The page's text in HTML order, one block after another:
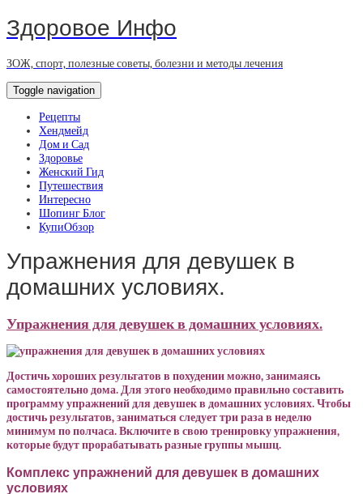
Здоровое Инфо
ЗОЖ, спорт, полезные советы, болезни и методы лечения
Toggle navigation
Рецепты
Хендмейд
Дом и Сад
Здоровье
Женский Гид
Путешествия
Интересно
Шопинг Блог
КупиОбзор
Упражнения для девушек в
домашних условиях.
Упражнения для девушек в домашних условиях.
Достичь хороших результатов в похудении можно, занимаясь
самостоятельно дома. Для этого необходимо правильно составить
программу упражнений для девушек в домашних условиях. Чтобы
достичь результатов, заниматься следует три раза в неделю
минимум по полчаса. Включите в свою тренировку упражнения,
которые будут прорабатывать разные группы мышц.
Комплекс упражнений для девушек в домашних
условиях